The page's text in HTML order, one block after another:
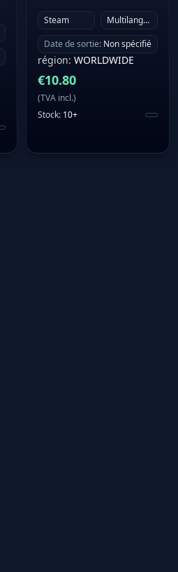
Steam
Multilanguage
Date de sortie: Non spécifié
région: WORLDWIDE
€10.80
(TVA incl.)
Stock: 10+